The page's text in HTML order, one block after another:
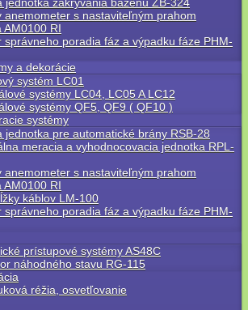
anemometer s nastaviteľným prahom
AM0100 RI
správneho poradia fáz a výpadku fáze PHM-
a dekorácie
systém LC01
systémy LC04, LC05 A LC12
systémy QF5, QF9 ( QF10 )
systémy
jednotka pre automatické brány RSB-28
meracia a vyhodnocovacia jednotka RPL-
anemometer s nastaviteľným prahom
AM0100 RI
káblov LM-100
správneho poradia fáz a výpadku fáze PHM-
prístupové systémy AS48C
náhodného stavu RG-115
réžia, osvetľovanie